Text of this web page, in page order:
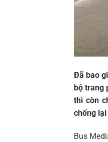
Đã bao
bộ trang
thì còn
chống
Bus